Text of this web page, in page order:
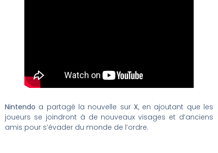
Nintendo a partagé la nouvelle sur X, en ajoutant que les
joueurs se joindront à de nouveaux visages et d’anciens
amis pour s’évader du monde de l’ordre.